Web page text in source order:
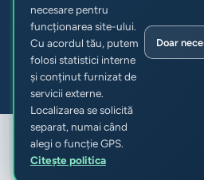
© 2026 Î.M. Parcul Urban de
rezervate.
Confidențialitate și cookie-uri
necesare pentru
funcționarea site-ului.
Cu acordul tău, putem
folosi statistici interne
și conținut furnizat de
servicii externe.
Localizarea se solicită
separat, numai când
alegi o funcție GPS.
Citește politica
Doar